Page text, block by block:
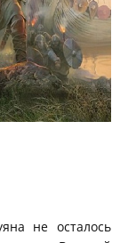
не осталось